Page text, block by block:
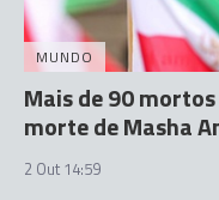
MUNDO
Mais de 90
morte de Masha
2 Out 14:59